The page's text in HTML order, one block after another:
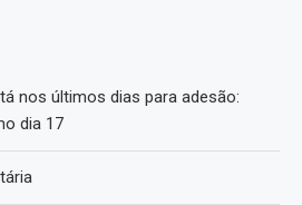
nos últimos dias para adesão:
dia 17